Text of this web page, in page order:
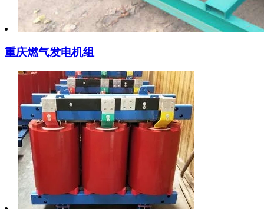
重庆燃气发电机组